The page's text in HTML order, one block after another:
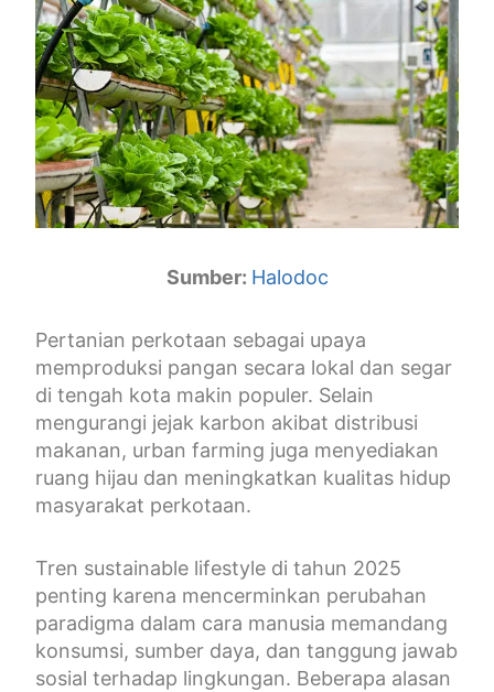
Sumber: Halodoc
Pertanian perkotaan sebagai upaya
memproduksi pangan secara lokal dan segar
di tengah kota makin populer. Selain
mengurangi jejak karbon akibat distribusi
makanan, urban farming juga menyediakan
ruang hijau dan meningkatkan kualitas hidup
masyarakat perkotaan.
Tren sustainable lifestyle di tahun 2025
penting karena mencerminkan perubahan
paradigma dalam cara manusia memandang
konsumsi, sumber daya, dan tanggung jawab
sosial terhadap lingkungan. Beberapa alasan